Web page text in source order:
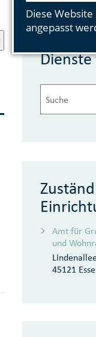
Amt für
und
45121